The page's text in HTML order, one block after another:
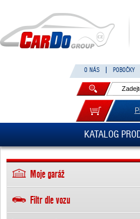
O NÁS POBOČKY
KATALOG
Moje garáž
Filtr dle vozu